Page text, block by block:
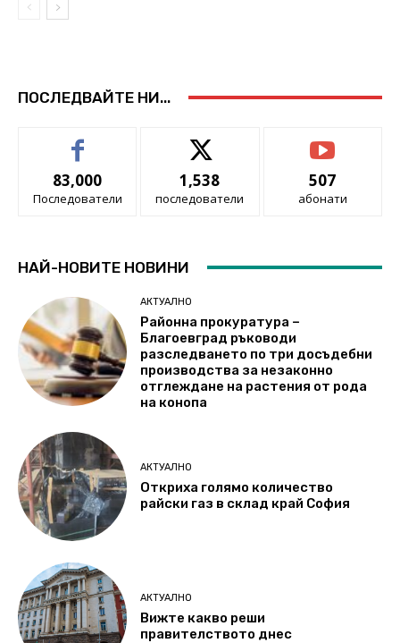
ПОСЛЕДВАЙТЕ НИ...
83,000
Последователи
1,538
последователи
507
абонати
НАЙ-НОВИТЕ НОВИНИ
АКТУАЛНО
Районна прокуратура –
Благоевград ръководи
разследването по три досъдебни
производства за незаконно
отглеждане на растения от рода
на конопа
АКТУАЛНО
Откриха голямо количество
райски газ в склад край София
АКТУАЛНО
Вижте какво реши
правителството днес